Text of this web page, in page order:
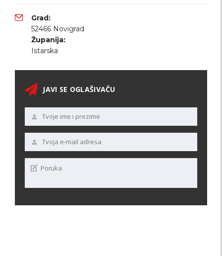
Grad:
52466 Novigrad
Županija:
Istarska
JAVI SE OGLAŠIVAČU